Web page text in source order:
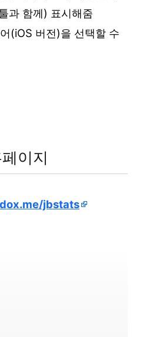
과 함께) 표시해줌
(iOS 버전)을 선택할 수
이지
jbstats